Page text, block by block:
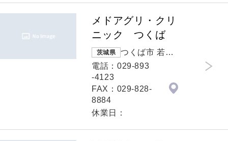
メドアグリ・クリ
ニック つくば
茨城県
つくば市 若森
字谷津1267番
電話：029-893
-4123
FAX：029-828-
8884
休業日：